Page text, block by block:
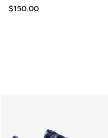
$150.00